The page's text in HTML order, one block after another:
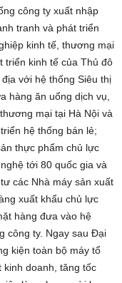
công ty xuất nhập
tranh và phát triển
kinh tế, thương mại
triển kinh tế của Thủ đô
với hệ thống Siêu thị
hàng ăn uống dịch vụ,
mại tại Hà Nội và
hệ thống bán lẻ;
thực phẩm chủ lực
tới 80 quốc gia và
các Nhà máy sản xuất
xuất khẩu chủ lực
hàng đưa vào hệ
công ty. Ngay sau Đại
kiện toàn bộ máy tổ
kinh doanh, tăng tốc